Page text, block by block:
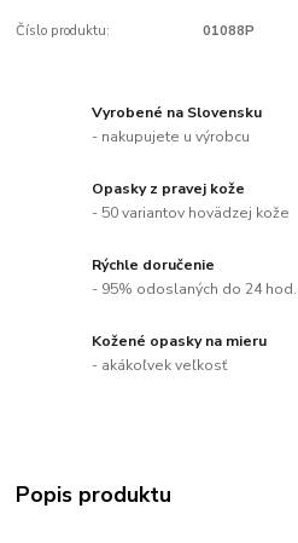
Číslo produktu: 01088P
Vyrobené na Slovensku
- nakupujete u výrobcu
Opasky z pravej kože
- 50 variantov hovädzej kože
Rýchle doručenie
- 95% odoslaných do 24 hod.
Kožené opasky na mieru
- akákoľvek veľkosť
Popis produktu